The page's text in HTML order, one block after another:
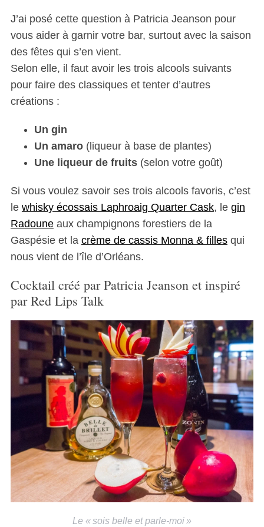
J’ai posé cette question à Patricia Jeanson pour
vous aider à garnir votre bar, surtout avec la saison
des fêtes qui s’en vient.
Selon elle, il faut avoir les trois alcools suivants
pour faire des classiques et tenter d’autres
créations :
Un gin
Un amaro(liqueur à base de plantes)
Une liqueur de fruits(selon votre goût)
Si vous voulez savoir ses trois alcools favoris, c’est
le whisky écossais Laphroaig Quarter Cask, le gin
Radouneaux champignons forestiers de la
Gaspésie et la crème de cassis Monna & fillesqui
nous vient de l’île d’Orléans.
Cocktail créé par Patricia Jeanson et inspiré
par Red Lips Talk
Le « sois belle et parle-moi »